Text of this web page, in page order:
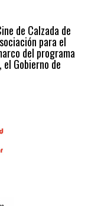
de Calzada de
para el
del programa
el Gobierno de